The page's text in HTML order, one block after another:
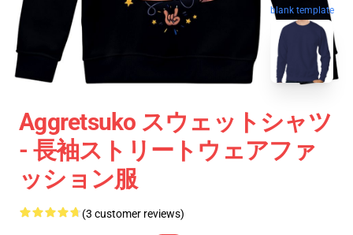
blank template
Aggretsuko スウェットシャツ
- 長袖ストリートウェアファ
ッション服
(3 customer reviews)